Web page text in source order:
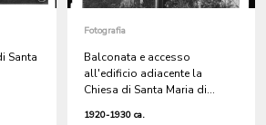
Santa
Fotografia
Balconata e accesso
all'edificio adiacente la
Chiesa di Santa Maria di
1920-1930 ca.